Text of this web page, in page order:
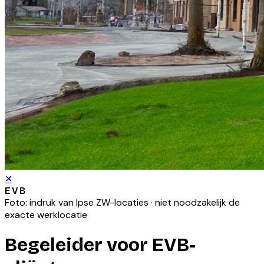
✕
EVB
Foto: indruk vanIpse ZW-locaties · niet noodzakelijk de
exacte werklocatie
Begeleider voor EVB-